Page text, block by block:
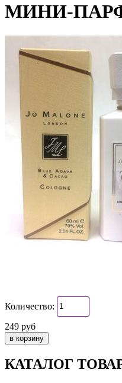
МИНИ-
Количество:
249 руб
КАТАЛОГ